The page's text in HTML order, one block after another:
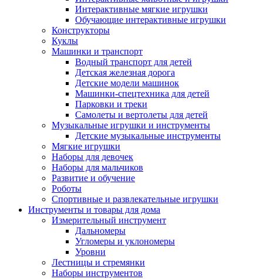
Интерактивные мягкие игрушки
Обучающие интерактивные игрушки
Конструкторы
Куклы
Машинки и транспорт
Водный транспорт для детей
Детская железная дорога
Детские модели машинок
Машинки-спецтехника для детей
Парковки и треки
Самолеты и вертолеты для детей
Музыкальные игрушки и инструменты
Детские музыкальные инструменты
Мягкие игрушки
Наборы для девочек
Наборы для мальчиков
Развитие и обучение
Роботы
Спортивные и развлекательные игрушки
Инструменты и товары для дома
Измерительный инструмент
Дальномеры
Угломеры и уклономеры
Уровни
Лестницы и стремянки
Наборы инструментов